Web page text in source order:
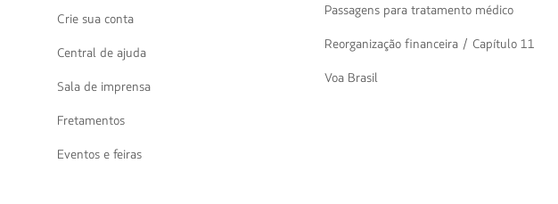
Crie sua conta
Central de ajuda
Sala de imprensa
Fretamentos
Eventos e feiras
Passagens para tratamento médico
Reorganização financeira / Capítulo 11
Voa Brasil